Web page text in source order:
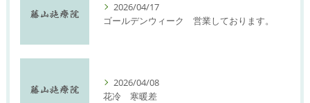
2026/04/17
ゴールデンウィーク 営業しております。
2026/04/08
花冷 寒暖差